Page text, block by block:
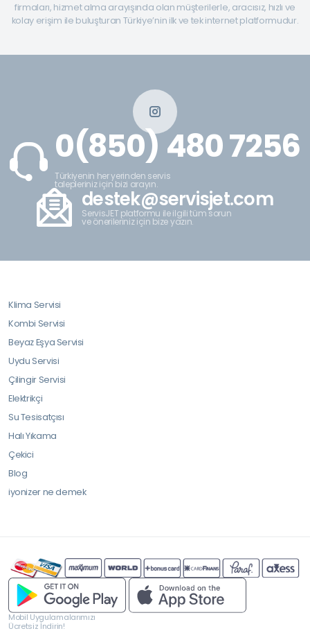
firmaları, hizmet alma arayışında olan müşterilerle, aracısız, hızlı ve
kolay erişim ile buluşturan Türkiye’nin ilk ve tek internet platformudur.
0(850) 480 7256
Türkiyenin her yerinden servis
talepleriniz için bizi arayın.
destek@servisjet.com
ServisJET platformu ile ilgili tüm sorun
ve önerileriniz için bize yazın.
Klima Servisi
Kombi Servisi
Beyaz Eşya Servisi
Uydu Servisi
Çilingir Servisi
Elektrikçi
Su Tesisatçısı
Halı Yıkama
Çekici
Blog
iyonizer ne demek
Mobil Uygulamalarımızı
Ücretsiz İndirin!